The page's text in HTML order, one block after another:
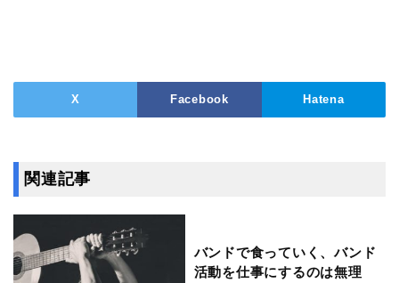
X Facebook Hatena
関連記事
バンドで食っていく、バンド
活動を仕事にするのは無理